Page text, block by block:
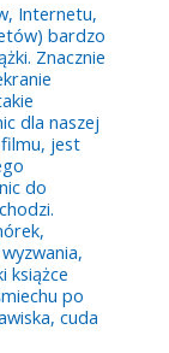
Internetu,
bardzo
Znacznie
dla naszej
jest
do
książce
po
cuda